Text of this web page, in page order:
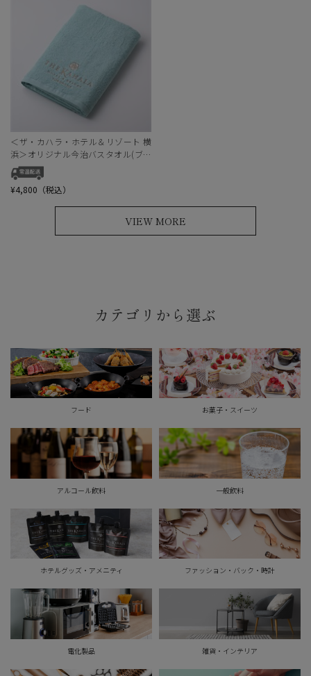
＜ザ・カハラ・ホテル＆リゾート 横
浜＞オリジナル今治バスタオル(ブル
ー)
¥4,800（税込）
VIEW MORE
カテゴリから選ぶ
フード お菓子・スイーツ
アルコール飲料 一般飲料
ホテルグッズ・アメニティ ファッション・バック・時計
電化製品 雑貨・インテリア